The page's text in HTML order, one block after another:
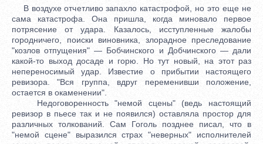
В воздухе отчетливо запахло катастрофой, но это еще не
сама катастрофа. Она пришла, когда миновало первое
потрясение от удара. Казалось, исступленные жалобы
городничего, поиски виновника, злорадное преследование
"козлов отпущения" — Бобчинского и Добчинского — дали
какой-то выход досаде и горю. Но тут новый, на этот раз
непереносимый удар. Известие о прибытии настоящего
ревизора. "Вся группа, вдруг переменивши положение,
остается в окаменении".
Недоговоренность "немой сцены" (ведь настоящий
ревизор в пьесе так и не появился) оставляла простор для
различных толкований. Сам Гоголь позднее писал, что в
"немой сцене" выразился страх "неверных" исполнителей